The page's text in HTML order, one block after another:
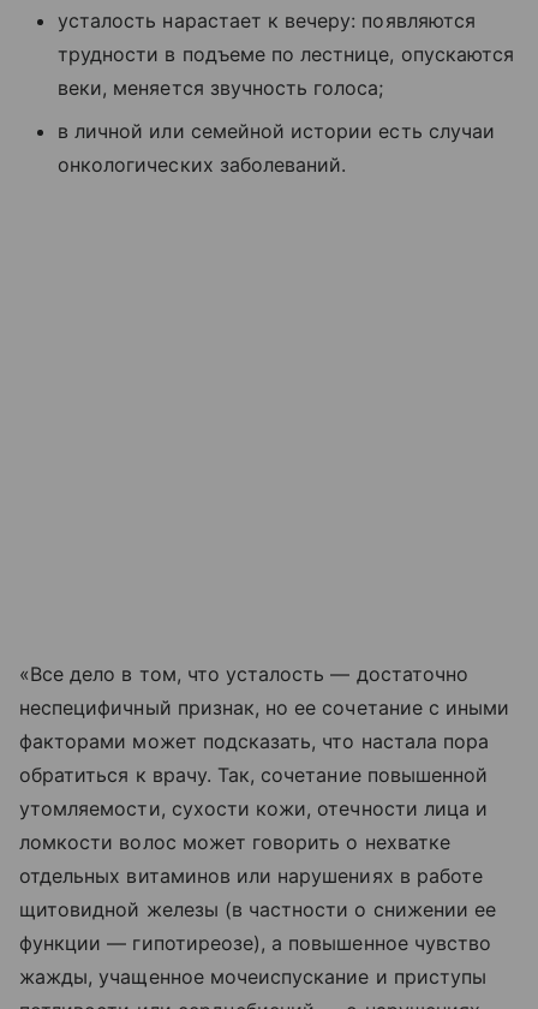
усталость нарастает к вечеру: появляются
трудности в подъеме по лестнице, опускаются
веки, меняется звучность голоса;
в личной или семейной истории есть случаи
онкологических заболеваний.
«Все дело в том, что усталость — достаточно
неспецифичный признак, но ее сочетание с иными
факторами может подсказать, что настала пора
обратиться к врачу. Так, сочетание повышенной
утомляемости, сухости кожи, отечности лица и
ломкости волос может говорить о нехватке
отдельных витаминов или нарушениях в работе
щитовидной железы (в частности о снижении ее
функции — гипотиреозе), а повышенное чувство
жажды, учащенное мочеиспускание и приступы